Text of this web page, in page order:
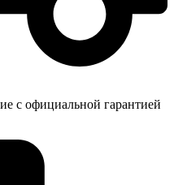
с официальной гарантией